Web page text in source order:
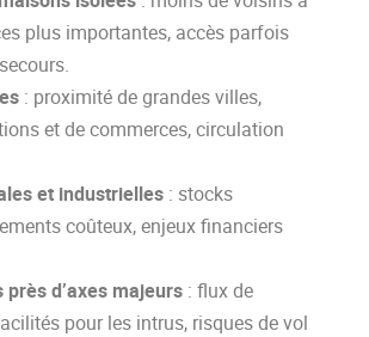
plus importantes, accès parfois
: proximité de grandes villes,
et de commerces, circulation
et industrielles : stocks
coûteux, enjeux financiers
d’axes majeurs : flux de
pour les intrus, risques de vol